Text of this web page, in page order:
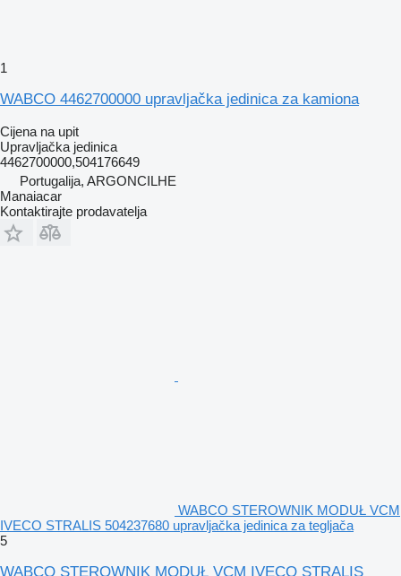
1
WABCO 4462700000 upravljačka jedinica za kamiona
Cijena na upit
Upravljačka jedinica
4462700000,504176649
Portugalija, ARGONCILHE
Manaiacar
Kontaktirajte prodavatelja
WABCO STEROWNIK MODUŁ VCM
IVECO STRALIS 504237680 upravljačka jedinica za tegljača
5
WABCO STEROWNIK MODUŁ VCM IVECO STRALIS